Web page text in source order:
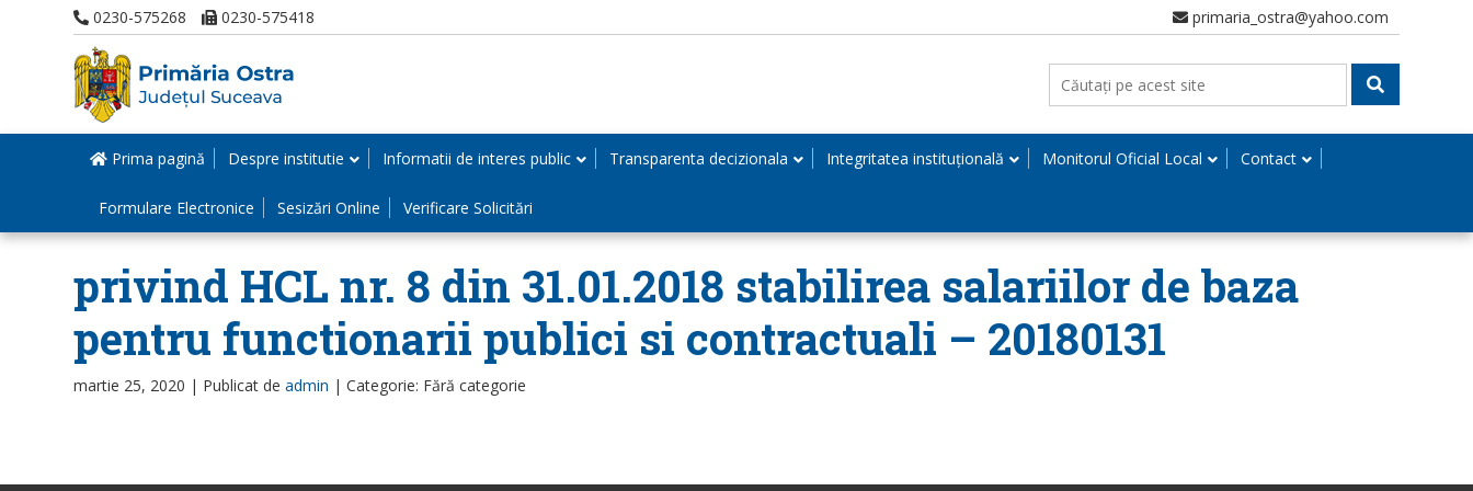
0230-575268 0230-575418 primaria_ostra@yahoo.com
Prima pagină Despre institutie Informatii de interes public Transparenta decizionala Integritatea instituțională Monitorul Oficial Local Contact
Formulare Electronice Sesizări Online Verificare Solicitări
privind HCL nr. 8 din 31.01.2018 stabilirea salariilor de baza
pentru functionarii publici si contractuali – 20180131
martie 25, 2020 | Publicat de admin | Categorie: Fără categorie